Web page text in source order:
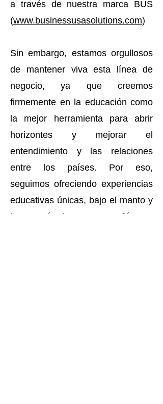
a través de nuestra marca BUS
(www.businessusasolutions.com)
Sin embargo, estamos orgullosos
de mantener viva esta línea de
negocio, ya que creemos
firmemente en la educación como
la mejor herramienta para abrir
horizontes y mejorar el
entendimiento y las relaciones
entre los países. Por eso,
seguimos ofreciendo experiencias
educativas únicas, bajo el manto y
la garantía de una compañía con